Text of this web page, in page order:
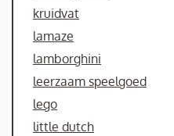
kruidvat
lamaze
lamborghini
leerzaam speelgoed
lego
little dutch